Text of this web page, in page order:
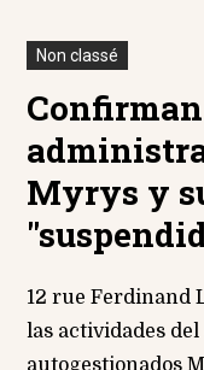
Non classé
Myrys y
12 rue Ferdinand
las actividades
autogestionados